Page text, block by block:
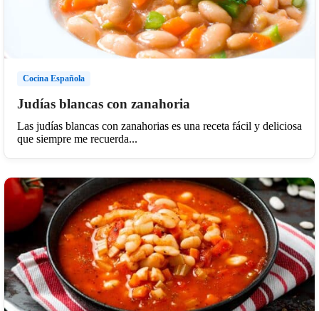
Cocina Española
Judías blancas con zanahoria
Las judías blancas con zanahorias es una receta fácil y deliciosa
que siempre me recuerda...